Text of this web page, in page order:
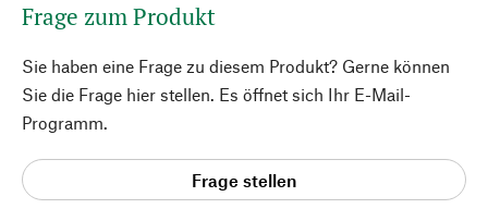
Frage zum Produkt
Sie haben eine Frage zu diesem Produkt? Gerne können
Sie die Frage hier stellen. Es öffnet sich Ihr E-Mail-
Programm.
Frage stellen